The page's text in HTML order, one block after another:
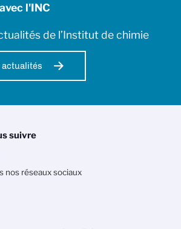
l'INC
de l’Institut de chimie
actualités
suivre
nos réseaux sociaux